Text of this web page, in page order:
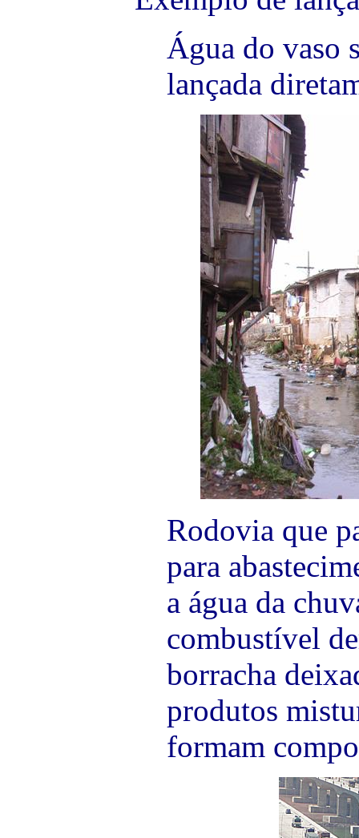
Água do vaso
lançada
Rodovia que
para
a água da
combustível
borracha
produtos
formam